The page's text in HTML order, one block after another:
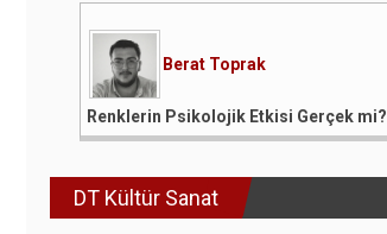
Berat Toprak
Renklerin Psikolojik Etkisi Gerçek mi?
DT Kültür Sanat